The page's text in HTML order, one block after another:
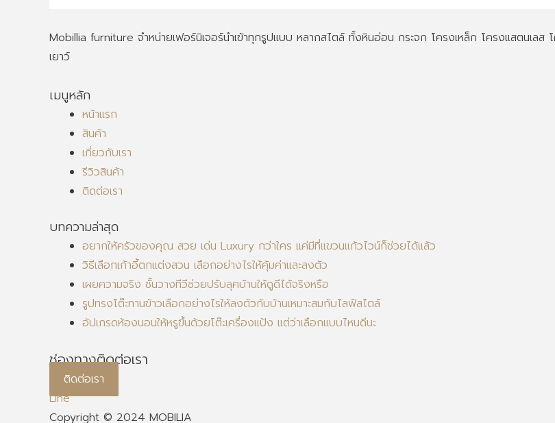
Mobillia furniture จำหน่ายเฟอร์นิเจอร์นำเข้าทุกรูปแบบ หลากสไตล์ ทั้งหินอ่อน กระจก โครงเหล็ก โครงแสตนเล
เยาว์
เมนูหลัก
หน้าแรก
สินค้า
เกี่ยวกับเรา
รีวิวสินค้า
ติดต่อเรา
บทความล่าสุด
อยากให้ครัวของคุณ สวย เด่น Luxury กว่าใคร แค่มีที่แขวนแก้วไวน์ก็ช่วยได้แล้ว
วิธีเลือกเก้าอี้ตกแต่งสวน เลือกอย่างไรให้คุ้มค่าและลงตัว
เผยความจริง ชั้นวางทีวีช่วยปรับลุคบ้านให้ดูดีได้จริงหรือ
รูปทรงโต๊ะทานข้าวเลือกอย่างไรให้ลงตัวกับบ้านเหมาะสมกับไลฟ์สไตล์
อัปเกรดห้องนอนให้หรูขึ้นด้วยโต๊ะเครื่องแป้ง แต่ว่าเลือกแบบไหนดีนะ
ช่องทางติดต่อเรา
ติดต่อเรา
Line
Copyright © 2024 MOBILIA